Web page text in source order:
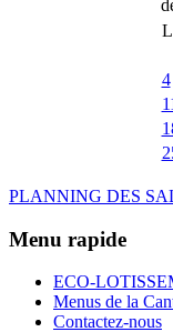
L
4
PLANNING DES
Menu rapide
ECO-
Menus de la
Contactez-nous